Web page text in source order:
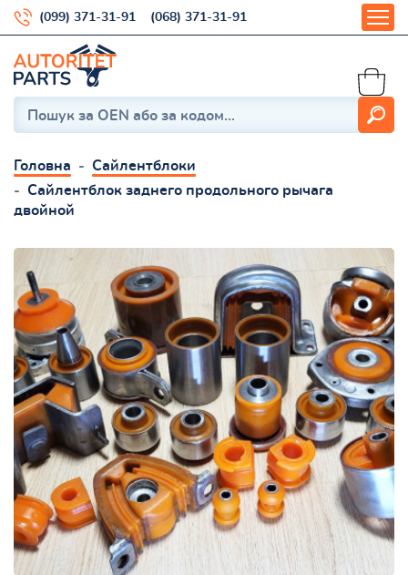
(099) 371-31-91 (068) 371-31-91
Головна
Сайлентблоки
Сайлентблок заднего продольного рычага
двойной